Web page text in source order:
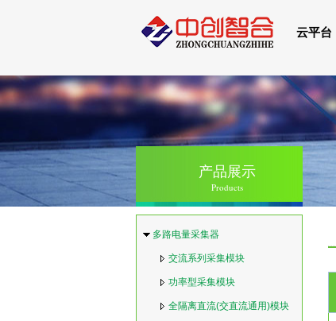
云平台
产品展示
Products
多路电量采集器
交流系列采集模块
功率型采集模块
全隔离直流(交直流通用)模块